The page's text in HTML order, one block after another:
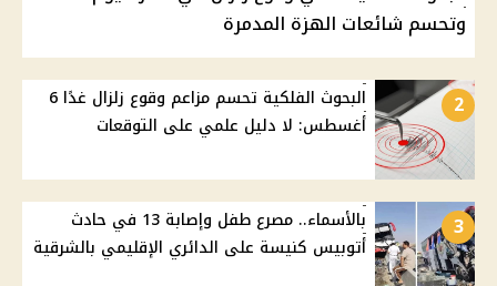
وتحسم شائعات الهزة المدمرة
2
البحوث الفلكية تحسم مزاعم وقوع زلزال غدًا 6
أغسطس: لا دليل علمي على التوقعات
3
بالأسماء.. مصرع طفل وإصابة 13 في حادث
أتوبيس كنيسة على الدائري الإقليمي بالشرقية